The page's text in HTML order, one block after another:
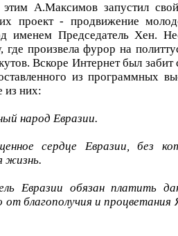
А.Максимов запустил
проект - продвижение
именем Председатель Хен.
произвела фурор на
Вскоре Интернет был
из программных
из них:
народ Евразии.
сердце Евразии, без
жизнь.
Евразии обязан платить
благополучия и процветания